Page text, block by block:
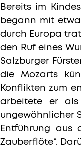
Bereits im
begann mit
durch Europa
den Ruf eines
Salzburger
die Mozarts
Konflikten zum
arbeitete er als
ungewöhnlicher
Entführung aus
Zauberflöte“.